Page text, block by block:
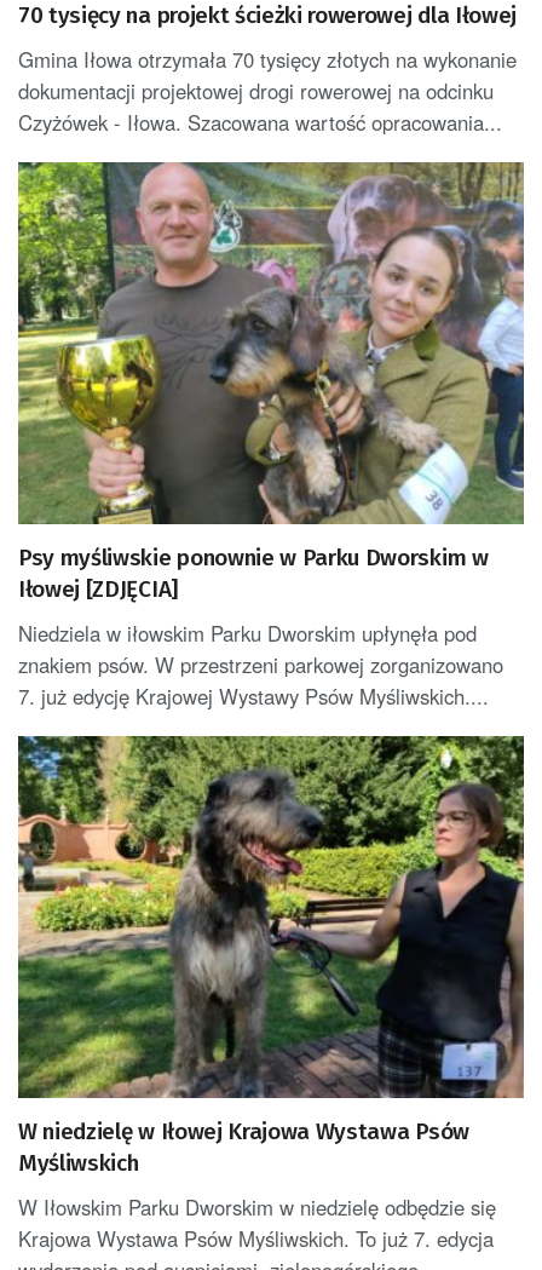
70 tysięcy na projekt ścieżki rowerowej dla Iłowej
Gmina Iłowa otrzymała 70 tysięcy złotych na wykonanie
dokumentacji projektowej drogi rowerowej na odcinku
Czyżówek - Iłowa. Szacowana wartość opracowania...
Psy myśliwskie ponownie w Parku Dworskim w
Iłowej [ZDJĘCIA]
Niedziela w iłowskim Parku Dworskim upłynęła pod
znakiem psów. W przestrzeni parkowej zorganizowano
7. już edycję Krajowej Wystawy Psów Myśliwskich....
W niedzielę w Iłowej Krajowa Wystawa Psów
Myśliwskich
W Iłowskim Parku Dworskim w niedzielę odbędzie się
Krajowa Wystawa Psów Myśliwskich. To już 7. edycja